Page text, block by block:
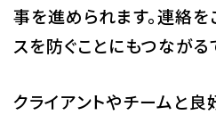
事を進められます。連絡を
スを防ぐことにもつながる
クライアントやチームと